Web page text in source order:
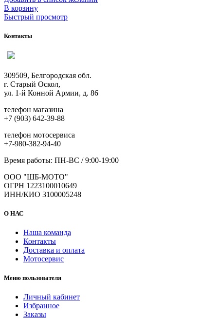
В корзину
Быстрый просмотр
Контакты
309509, Белгородская обл.
г. Старый Оскол,
ул. 1-й Конной Армии, д. 86
телефон магазина
+7 (903) 642-39-88
телефон мотосервиса
+7-980-382-94-40
Время работы: ПН-ВС / 9:00-19:00
ООО "ШБ-МОТО"
ОГРН 1223100010649
ИНН/КИО 3100005248
О НАС
Наша команда
Контакты
Доставка и оплата
Мотосервис
Меню пользователя
Личный кабинет
Избранное
Заказы